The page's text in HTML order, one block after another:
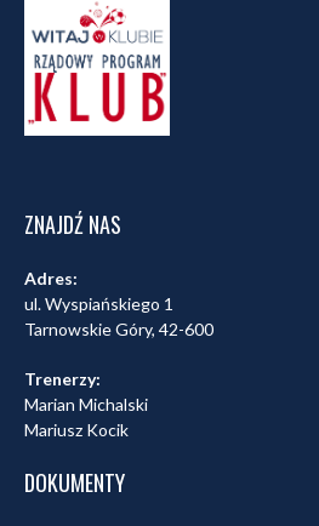
ZNAJDŹ NAS
Adres:
ul. Wyspiańskiego 1
Tarnowskie Góry, 42-600
Trenerzy:
Marian Michalski
Mariusz Kocik
DOKUMENTY